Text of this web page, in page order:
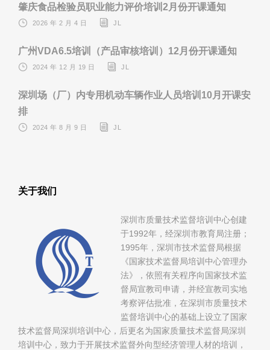
肇庆食品检验员职业能力评价培训2月份开课通知
2026 年 2 月 4 日 JL
广州VDA6.5培训（产品审核培训）12月份开课通知
2024 年 12 月 19 日 JL
深圳场（厂）内专用机动车辆作业人员培训10月开课安
排
2024 年 8 月 9 日 JL
关于我们
深圳市质量技术监督培训中心创建
于1992年，经深圳市教育局注册；
1995年，深圳市技术监督局根据
《国家技术监督局培训中心管理办
法》，依照有关程序向国家技术监
督局宣教司申请，并经宣教司实地
考察评估批准，在深圳市质量技术
监督培训中心的基础上设立了国家
技术监督局深圳培训中心，后更名为国家质量技术监督局深圳
培训中心，致力于开展技术监督外向型经济管理人材的培训，